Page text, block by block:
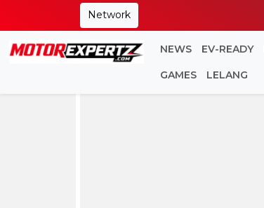
Network
NEWS EV-READY
GAMES LELANG